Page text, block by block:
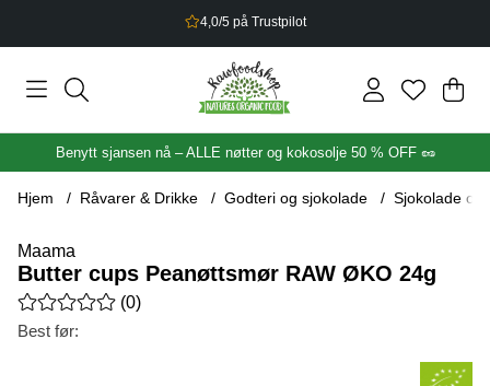
4,0/5 på Trustpilot
.
Benytt sjansen nå – ALLE nøtter og kokosolje 50 % OFF 🥜
Hjem Råvarer & Drikke Godteri og sjokolade Sjokolade og
Maama
Butter cups Peanøttsmør RAW ØKO 24g
Gjennomsnittlig rangering 0 av 5 Antall vurderinger 0
(0)
Best før: